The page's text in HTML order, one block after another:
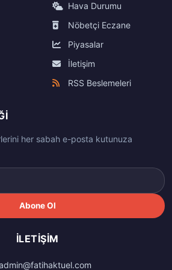
Gazete'de yayımlanan Vergi
değerleme oranı bu yıl
Pasaport harcından ehliyete,
trafik cezalarına kadar
son geçici vergi dönemi için
resmi harçlar ve Damga
cezaları, değerli kağıt
Erdoğan'ın bu rakamı